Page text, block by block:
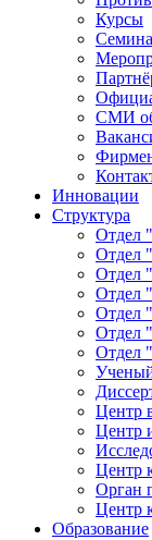
Курсы
СМИ
Инновации
Структура
Отдел
Отдел
Отдел
Отдел
Отдел
Отдел
Отдел
Центр
Центр
Центр
Орган
Центр
Образование